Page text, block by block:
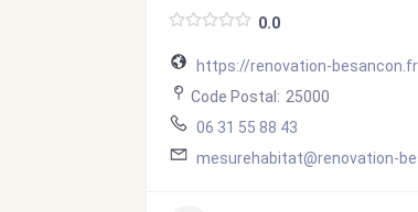
0.0
https://renovation-
Code Postal: 25000
06 31 55 88 43
mesurehabitat@renovation-